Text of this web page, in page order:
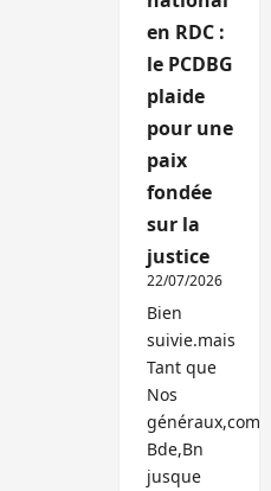
en RDC :
le PCDBG
plaide
pour une
paix
fondée
sur la
justice
22/07/2026
Bien
suivie.mais
Tant que
Nos
généraux,com
Bde,Bn
jusque